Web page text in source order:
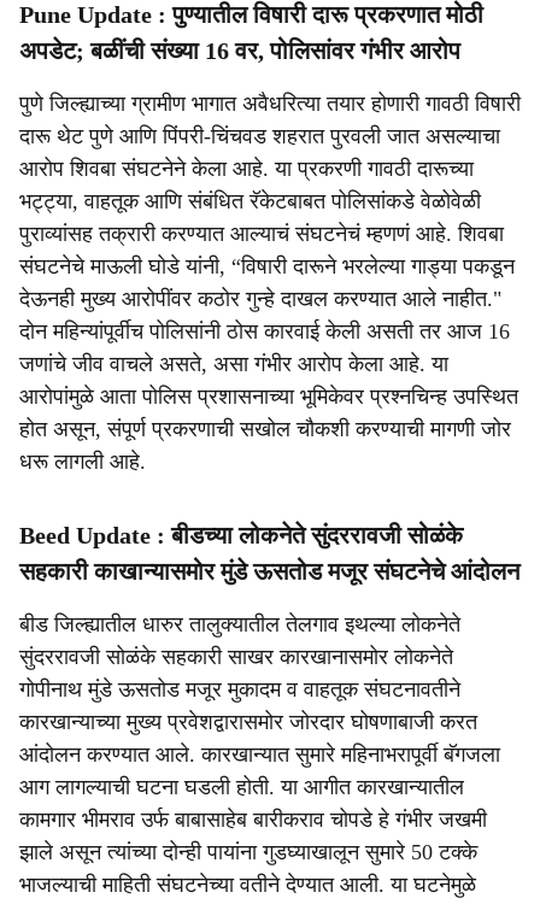
Pune Update : पुण्यातील विषारी दारू प्रकरणात मोठी
अपडेट; बळींची संख्या 16 वर, पोलिसांवर गंभीर आरोप
पुणे जिल्ह्याच्या ग्रामीण भागात अवैधरित्या तयार होणारी गावठी विषारी
दारू थेट पुणे आणि पिंपरी-चिंचवड शहरात पुरवली जात असल्याचा
आरोप शिवबा संघटनेने केला आहे. या प्रकरणी गावठी दारूच्या
भट्ट्या, वाहतूक आणि संबंधित रॅकेटबाबत पोलिसांकडे वेळोवेळी
पुराव्यांसह तक्रारी करण्यात आल्याचं संघटनेचं म्हणणं आहे. शिवबा
संघटनेचे माऊली घोडे यांनी, “विषारी दारूने भरलेल्या गाड्या पकडून
देऊनही मुख्य आरोपींवर कठोर गुन्हे दाखल करण्यात आले नाहीत."
दोन महिन्यांपूर्वीच पोलिसांनी ठोस कारवाई केली असती तर आज 16
जणांचे जीव वाचले असते, असा गंभीर आरोप केला आहे. या
आरोपांमुळे आता पोलिस प्रशासनाच्या भूमिकेवर प्रश्नचिन्ह उपस्थित
होत असून, संपूर्ण प्रकरणाची सखोल चौकशी करण्याची मागणी जोर
धरू लागली आहे.
Beed Update : बीडच्या लोकनेते सुंदररावजी सोळंके
सहकारी काखान्यासमोर मुंडे ऊसतोड मजूर संघटनेचे आंदोलन
बीड जिल्ह्यातील धारुर तालुक्यातील तेलगाव इथल्या लोकनेते
सुंदररावजी सोळंके सहकारी साखर कारखानासमोर लोकनेते
गोपीनाथ मुंडे ऊसतोड मजूर मुकादम व वाहतूक संघटनावतीने
कारखान्याच्या मुख्य प्रवेशद्वारासमोर जोरदार घोषणाबाजी करत
आंदोलन करण्यात आले. कारखान्यात सुमारे महिनाभरापूर्वी बॅगजला
आग लागल्याची घटना घडली होती. या आगीत कारखान्यातील
कामगार भीमराव उर्फ बाबासाहेब बारीकराव चोपडे हे गंभीर जखमी
झाले असून त्यांच्या दोन्ही पायांना गुडघ्याखालून सुमारे 50 टक्के
भाजल्याची माहिती संघटनेच्या वतीने देण्यात आली. या घटनेमुळे